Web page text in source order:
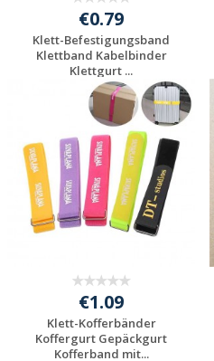
€0.79
Klett-Befestigungsband
Klettband Kabelbinder
Klettgurt ...
Jetzt Angebot
anfordern
€1.09
Klett-Kofferbänder
Koffergurt Gepäckgurt
Kofferband mit...